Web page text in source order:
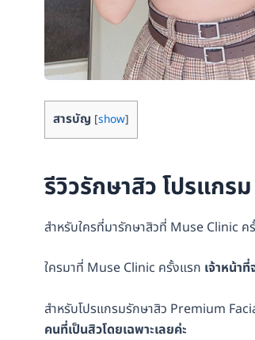
สารบัญ [show]
รีวิวรักษาสิว โปรแก
สำหรับใครที่มารักษาสิวที่ Muse Clinic ค
ใครมาที่ Muse Clinic ครั้งแรก เจ้าหน้า
สำหรับโปรแกรมรักษาสิว Premium
คนที่เป็นสิวโดยเฉพาะเลยค่ะ